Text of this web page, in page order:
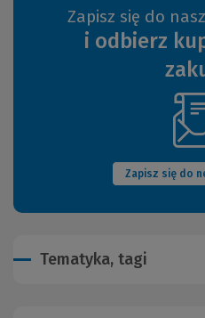
Zapisz się do
i odbierz
Zapisz się do
Tematyka, tagi